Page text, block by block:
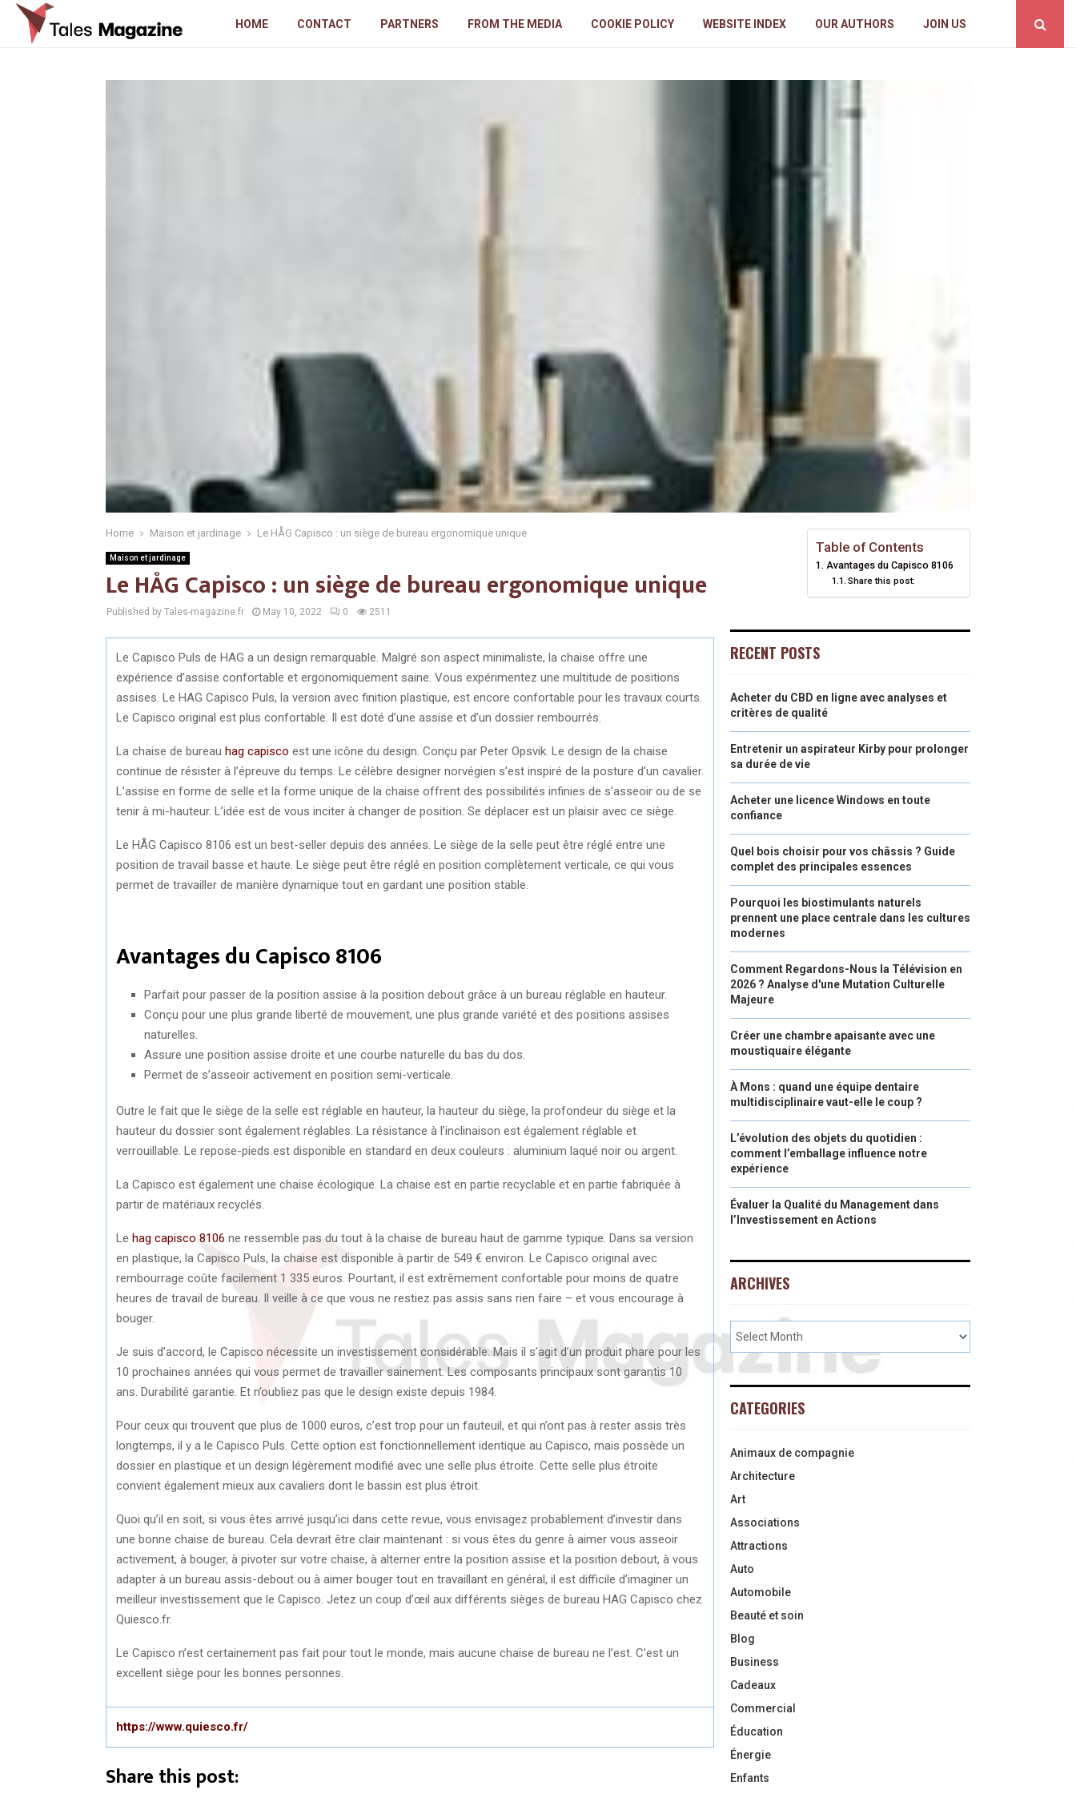
HOME CONTACT PARTNERS FROM THE MEDIA COOKIE POLICY WEBSITE INDEX OUR AUTHORS JOIN US
Home Maison et jardinage Le HÅG Capisco : un siège de bureau ergonomique unique
Maison et jardinage
Le HÅG Capisco : un siège de bureau ergonomique unique
Published by Tales-magazine.fr May 10, 2022 0 2511
Le Capisco Puls de HAG a un design remarquable. Malgré son aspect minimaliste, la chaise offre une
expérience d’assise confortable et ergonomiquement saine. Vous expérimentez une multitude de positions
assises. Le HAG Capisco Puls, la version avec finition plastique, est encore confortable pour les travaux courts.
Le Capisco original est plus confortable. Il est doté d’une assise et d’un dossier rembourrés.
La chaise de bureau hag capisco est une icône du design. Conçu par Peter Opsvik. Le design de la chaise
continue de résister à l’épreuve du temps. Le célèbre designer norvégien s’est inspiré de la posture d’un cavalier.
L’assise en forme de selle et la forme unique de la chaise offrent des possibilités infinies de s’asseoir ou de se
tenir à mi-hauteur. L’idée est de vous inciter à changer de position. Se déplacer est un plaisir avec ce siège.
Le HÅG Capisco 8106 est un best-seller depuis des années. Le siège de la selle peut être réglé entre une
position de travail basse et haute. Le siège peut être réglé en position complètement verticale, ce qui vous
permet de travailler de manière dynamique tout en gardant une position stable.
Avantages du Capisco 8106
Parfait pour passer de la position assise à la position debout grâce à un bureau réglable en hauteur.
Conçu pour une plus grande liberté de mouvement, une plus grande variété et des positions assises
naturelles.
Assure une position assise droite et une courbe naturelle du bas du dos.
Permet de s’asseoir activement en position semi-verticale.
Outre le fait que le siège de la selle est réglable en hauteur, la hauteur du siège, la profondeur du siège et la
hauteur du dossier sont également réglables. La résistance à l’inclinaison est également réglable et
verrouillable. Le repose-pieds est disponible en standard en deux couleurs : aluminium laqué noir ou argent.
La Capisco est également une chaise écologique. La chaise est en partie recyclable et en partie fabriquée à
partir de matériaux recyclés.
Le hag capisco 8106 ne ressemble pas du tout à la chaise de bureau haut de gamme typique. Dans sa version
en plastique, la Capisco Puls, la chaise est disponible à partir de 549 € environ. Le Capisco original avec
rembourrage coûte facilement 1 335 euros. Pourtant, il est extrêmement confortable pour moins de quatre
heures de travail de bureau. Il veille à ce que vous ne restiez pas assis sans rien faire – et vous encourage à
bouger.
Je suis d’accord, le Capisco nécessite un investissement considérable. Mais il s’agit d’un produit phare pour les
10 prochaines années qui vous permet de travailler sainement. Les composants principaux sont garantis 10
ans. Durabilité garantie. Et n’oubliez pas que le design existe depuis 1984.
Pour ceux qui trouvent que plus de 1000 euros, c’est trop pour un fauteuil, et qui n’ont pas à rester assis très
longtemps, il y a le Capisco Puls. Cette option est fonctionnellement identique au Capisco, mais possède un
dossier en plastique et un design légèrement modifié avec une selle plus étroite. Cette selle plus étroite
convient également mieux aux cavaliers dont le bassin est plus étroit.
Quoi qu’il en soit, si vous êtes arrivé jusqu’ici dans cette revue, vous envisagez probablement d’investir dans
une bonne chaise de bureau. Cela devrait être clair maintenant : si vous êtes du genre à aimer vous asseoir
activement, à bouger, à pivoter sur votre chaise, à alterner entre la position assise et la position debout, à vous
adapter à un bureau assis-debout ou à aimer bouger tout en travaillant en général, il est difficile d’imaginer un
meilleur investissement que le Capisco. Jetez un coup d’œil aux différents sièges de bureau HAG Capisco chez
Quiesco.fr.
Le Capisco n’est certainement pas fait pour tout le monde, mais aucune chaise de bureau ne l’est. C’est un
excellent siège pour les bonnes personnes.
https://www.quiesco.fr/
Share this post:
Table of Contents
Avantages du Capisco 8106
Share this post:
RECENT POSTS
Acheter du CBD en ligne avec analyses et
critères de qualité
Entretenir un aspirateur Kirby pour prolonger
sa durée de vie
Acheter une licence Windows en toute
confiance
Quel bois choisir pour vos châssis ? Guide
complet des principales essences
Pourquoi les biostimulants naturels
prennent une place centrale dans les cultures
modernes
Comment Regardons-Nous la Télévision en
2026 ? Analyse d'une Mutation Culturelle
Majeure
Créer une chambre apaisante avec une
moustiquaire élégante
À Mons : quand une équipe dentaire
multidisciplinaire vaut-elle le coup ?
L’évolution des objets du quotidien :
comment l’emballage influence notre
expérience
Évaluer la Qualité du Management dans
l’Investissement en Actions
ARCHIVES
CATEGORIES
Animaux de compagnie
Architecture
Art
Associations
Attractions
Auto
Automobile
Beauté et soin
Blog
Business
Cadeaux
Commercial
Éducation
Énergie
Enfants